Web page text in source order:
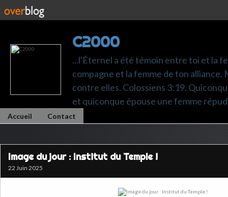
C2000
...l'Éternel a été témoin entre toi et la
compagne et la femme de ton alliance.
contre elles. Colossiens 3:19.
et quiconque épouse une femme
Accueil Contact
Image du jour : Institut du Temple !
22 Juin 2025